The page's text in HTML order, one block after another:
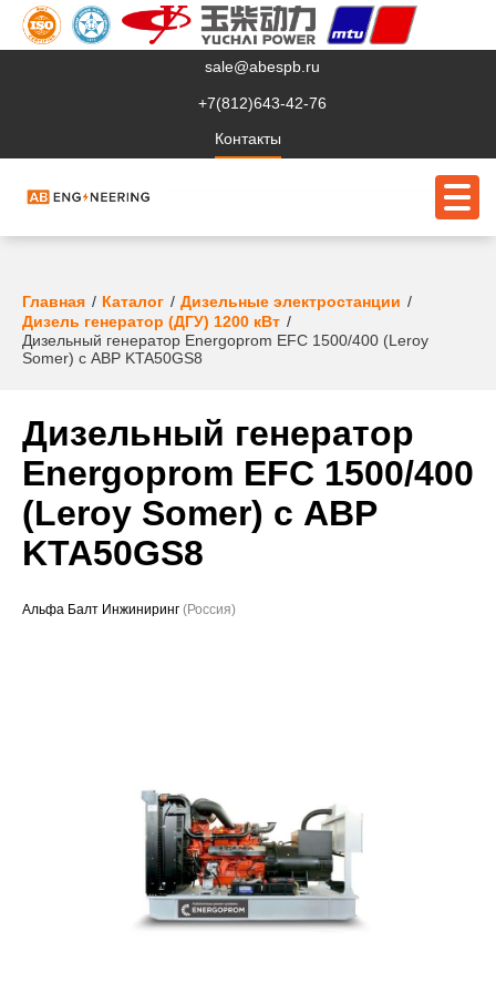
sale@abespb.ru
+7(812)643-42-76
Контакты
О компании
Клиентам
Сервис
Судовое ЭО
Проекты
Главная Каталог
Дизельные электростанции
Дизель генератор (ДГУ) 1200 кВт
Дизельный генератор Energoprom EFC 1500/400 (Leroy
Somer) с АВР KTA50GS8
Дизельный генератор
Energoprom EFC 1500/400
(Leroy Somer) с АВР
KTA50GS8
Альфа Балт Инжиниринг (Россия)